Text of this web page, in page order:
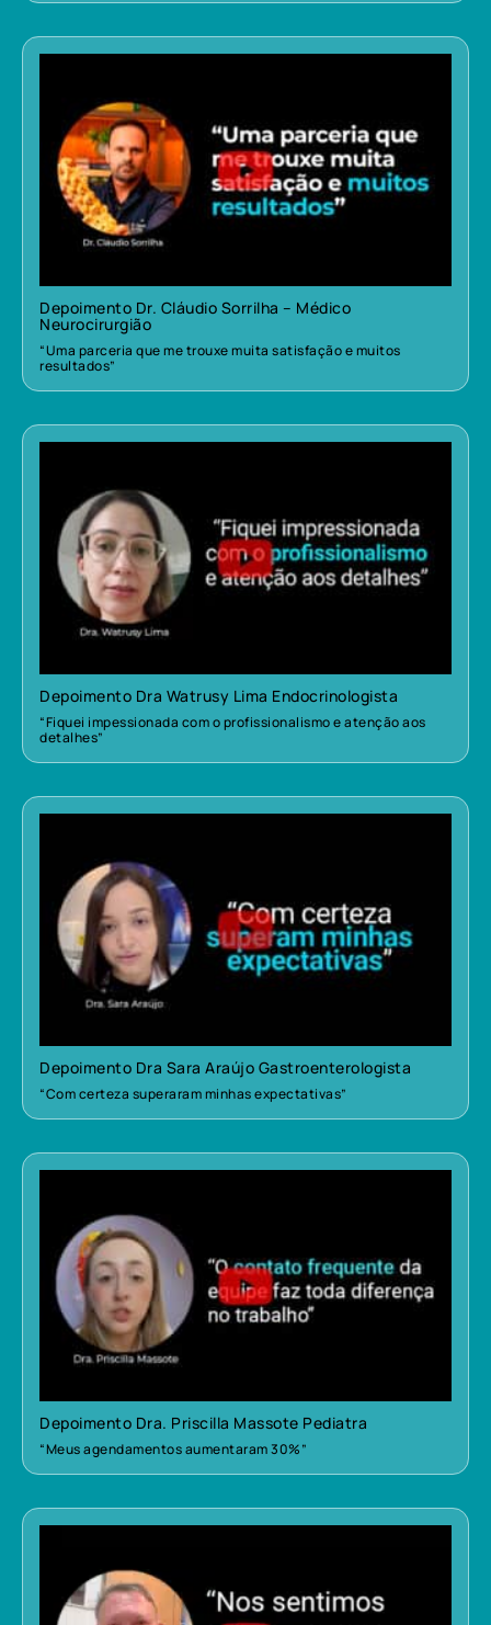
Depoimento Dr. Cláudio Sorrilha – Médico
Neurocirurgião
“Uma parceria que me trouxe muita satisfação e muitos
resultados”
Depoimento Dra Watrusy Lima Endocrinologista
“Fiquei impessionada com o profissionalismo e atenção aos
detalhes”
Depoimento Dra Sara Araújo Gastroenterologista
“Com certeza superaram minhas expectativas”
Depoimento Dra. Priscilla Massote Pediatra
“Meus agendamentos aumentaram 30%”